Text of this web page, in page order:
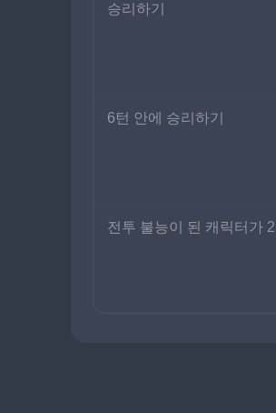
승리하기
6턴 안에 승리하기
전투 불능이 된 캐릭터가